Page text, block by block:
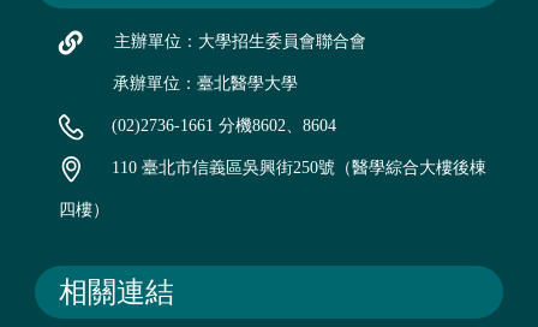
主辦單位：大學招生委員會聯合會
承辦單位：臺北醫學大學
(02)2736-1661 分機8602、8604
110 臺北市信義區吳興街250號（醫學綜合大樓後棟
四樓）
相關連結